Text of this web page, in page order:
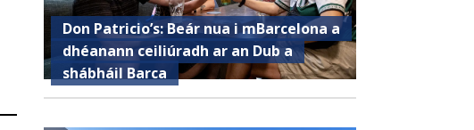
Don Patricio’s: Beár nua i mBarcelona a
dhéanann ceiliúradh ar an Dub a
shábháil Barca